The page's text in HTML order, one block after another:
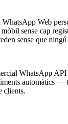
WhatsApp Web
sense cap
sense que ningú
WhatsApp
automàtics —
clients.